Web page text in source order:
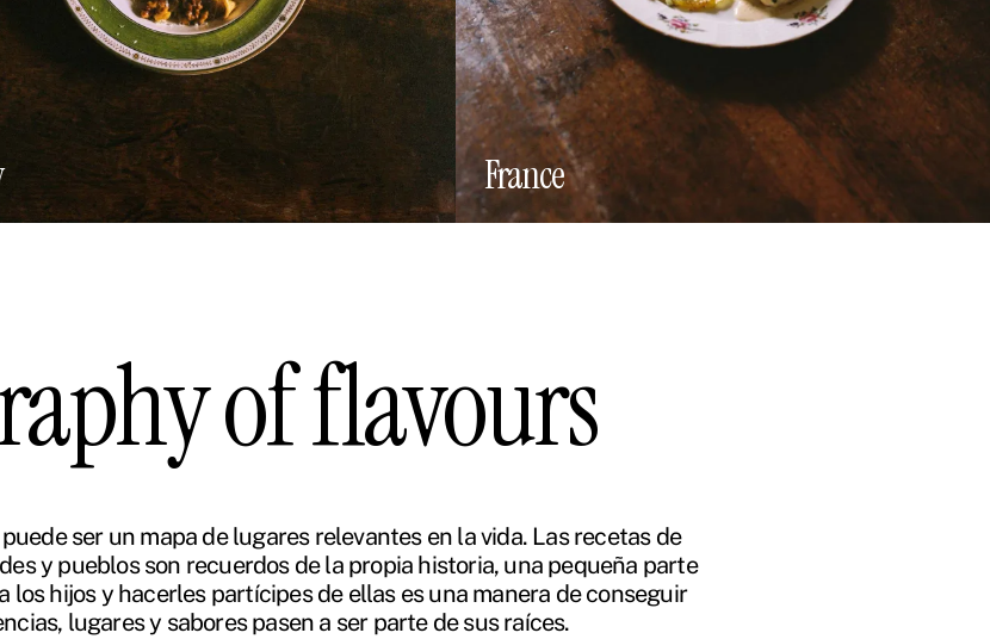
France
of flavours
ser un mapa de lugares relevantes en la vida. Las recetas de
y pueblos son recuerdos de la propia historia, una pequeña parte
los hijos y hacerles partícipes de ellas es una manera de conseguir
lugares y sabores pasen a ser parte de sus raíces.